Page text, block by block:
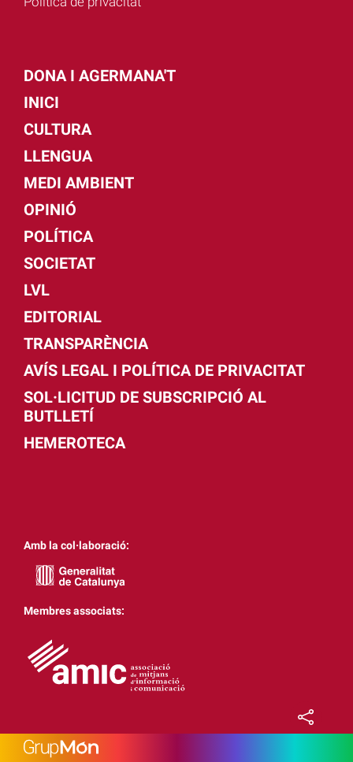
DONA I AGERMANA'T
INICI
CULTURA
LLENGUA
MEDI AMBIENT
OPINIÓ
POLÍTICA
SOCIETAT
LVL
EDITORIAL
TRANSPARÈNCIA
AVÍS LEGAL I POLÍTICA DE PRIVACITAT
SOL·LICITUD DE SUBSCRIPCIÓ AL
BUTLLETÍ
HEMEROTECA
Amb la col·laboració:
Membres associats: